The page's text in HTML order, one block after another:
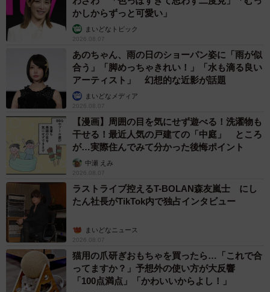
かしからずっと可愛い」
まいどなトピック
2026.08.07
あのちゃん、雨の日のショーパン姿に「雨が似
合う」「脚めっちゃきれい！」「水も滴る良い
アーティスト」 幻想的な近影が話題
まいどなメディア
2026.08.07
【漫画】周囲の目を気にせず遊べる！洗濯物も
干せる！最近人気の戸建ての「中庭」 ところ
が…実際住んでみて分かった後悔ポイント
中瀬 えみ
2026.08.07
ラストライブ控えるT-BOLAN森友嵐士 にし
たん社長がTikTok内で独占インタビュー
まいどなニュース
2026.08.07
猫用の爪研ぎおもちゃを買ったら…「これで合
ってますか？」予想外の使い方が大反響
「100点満点」「かわいいからよし！」